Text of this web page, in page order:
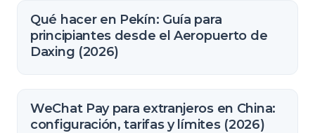
Qué hacer en Pekín: Guía para
principiantes desde el Aeropuerto de
Daxing (2026)
WeChat Pay para extranjeros en China:
configuración, tarifas y límites (2026)